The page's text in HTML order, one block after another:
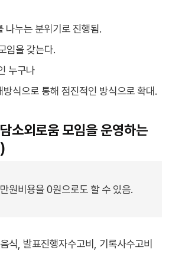
나누는 분위기로 진행됨.
임을 갖는다.
누구나
식으로 통해 점진적인 방식으로 확대.
소외로움 모임을 운영하는
원비용을 0원으로도 할 수 있음.
식, 발표진행자수고비, 기록사수고비